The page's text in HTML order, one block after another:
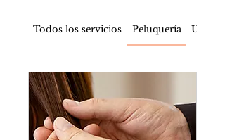
Todos los servicios Peluquería Uñas